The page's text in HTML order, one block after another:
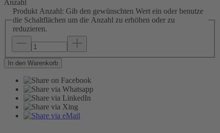
Anzahl
Produkt Anzahl: Gib den gewünschten Wert ein oder benutze
die Schaltflächen um die Anzahl zu erhöhen oder zu
reduzieren.
In den Warenkorb